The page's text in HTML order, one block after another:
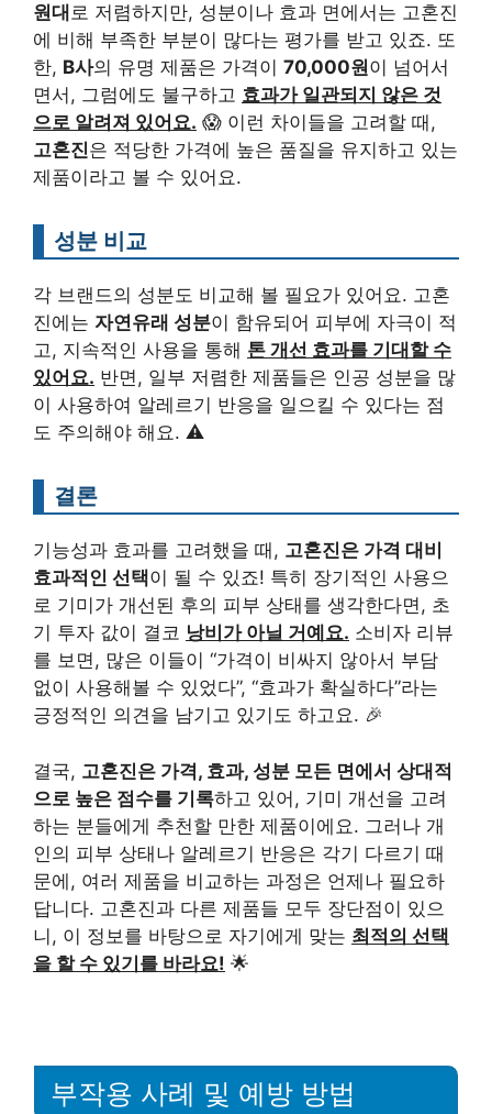
원대 로 저렴하지만, 성분이나 효과 면에서는 고혼진
에 비해 부족한 부분이 많다는 평가를 받고 있죠. 또
한, B사의 유명 제품은 가격이 70,000원이 넘어서
면서, 그럼에도 불구하고 효과가 일관되지 않은 것
으로 알려져 있어요. 😱 이런 차이들을 고려할 때,
고혼진은 적당한 가격에 높은 품질을 유지하고 있는
제품이라고 볼 수 있어요.
성분 비교
각 브랜드의 성분도 비교해 볼 필요가 있어요. 고혼
진에는 자연유래 성분이 함유되어 피부에 자극이 적
고, 지속적인 사용을 통해 톤 개선 효과를 기대할 수
있어요. 반면, 일부 저렴한 제품들은 인공 성분을 많
이 사용하여 알레르기 반응을 일으킬 수 있다는 점
도 주의해야 해요. ⚠️
결론
기능성과 효과를 고려했을 때, 고혼진은 가격 대비
효과적인 선택이 될 수 있죠! 특히 장기적인 사용으
로 기미가 개선된 후의 피부 상태를 생각한다면, 초
기 투자 값이 결코 낭비가 아닐 거예요. 소비자 리뷰
를 보면, 많은 이들이 “가격이 비싸지 않아서 부담
없이 사용해볼 수 있었다”, “효과가 확실하다”라는
긍정적인 의견을 남기고 있기도 하고요. 🎉
결국, 고혼진은 가격, 효과, 성분 모든 면에서 상대적
으로 높은 점수를 기록하고 있어, 기미 개선을 고려
하는 분들에게 추천할 만한 제품이에요. 그러나 개
인의 피부 상태나 알레르기 반응은 각기 다르기 때
문에, 여러 제품을 비교하는 과정은 언제나 필요하
답니다. 고혼진과 다른 제품들 모두 장단점이 있으
니, 이 정보를 바탕으로 자기에게 맞는 최적의 선택
을 할 수 있기를 바라요! 🌟
부작용 사례 및 예방 방법